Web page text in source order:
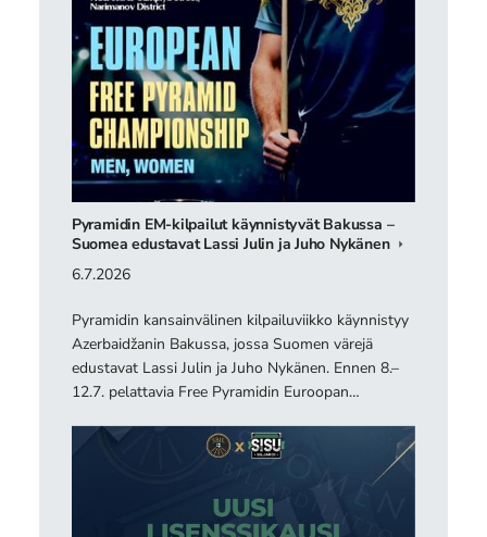
Pyramidin EM-kilpailut käynnistyvät Bakussa –
Suomea edustavat Lassi Julin ja Juho Nykänen
6.7.2026
Pyramidin kansainvälinen kilpailuviikko käynnistyy
Azerbaidžanin Bakussa, jossa Suomen värejä
edustavat Lassi Julin ja Juho Nykänen. Ennen 8.–
12.7. pelattavia Free Pyramidin Euroopan…